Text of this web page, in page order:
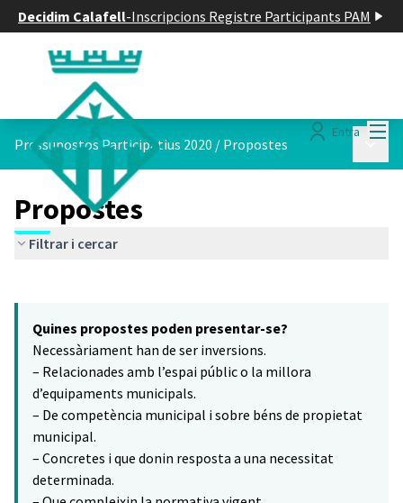
Decidim Calafell-Inscripcions Registre Participants PAM
Entra
Pressupostos Participatius 2020 / Propostes
Propostes
Filtrar i cercar
−
Quines propostes poden presentar-se?
Necessàriament han de ser inversions.
– Relacionades amb l’espai públic o la millora
d’equipaments municipals.
– De competència municipal i sobre béns de propietat
municipal.
– Concretes i que donin resposta a una necessitat
determinada.